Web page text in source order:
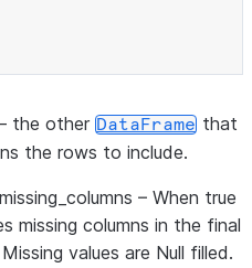
the other DataFrame that
the rows to include.
– When true
missing columns in the final
values are Null filled.